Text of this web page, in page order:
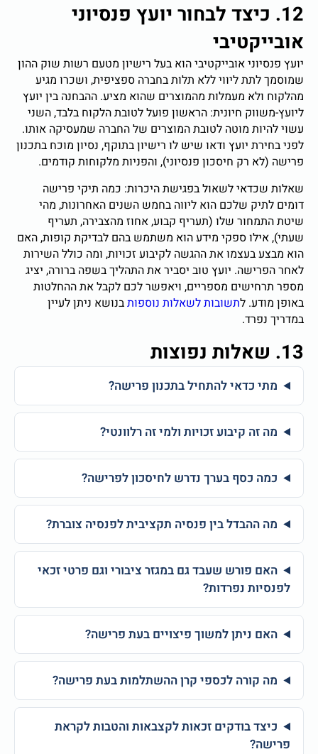
12. כיצד לבחור יועץ פנסיוני
אובייקטיבי
יועץ פנסיוני אובייקטיבי הוא בעל רישיון מטעם רשות שוק ההון
שמוסמך לתת ליווי ללא תלות בחברה ספציפית, ושכרו מגיע
מהלקוח ולא מעמלות מהמוצרים שהוא מציע. ההבחנה בין יועץ
ליועץ-משווק חיונית: הראשון פועל לטובת הלקוח בלבד, השני
עשוי להיות מוטה לטובת המוצרים של החברה שמעסיקה אותו.
לפני בחירת יועץ ודאו שיש לו רישיון בתוקף, נסיון מוכח בתכנון
פרישה (לא רק חיסכון פנסיוני), והפניות מלקוחות קודמים.
שאלות שכדאי לשאול בפגישת היכרות: כמה תיקי פרישה
דומים לתיק שלכם הוא ליווה בחמש השנים האחרונות, מהי
שיטת התמחור שלו (תעריף קבוע, אחוז מהצבירה, תעריף
שעתי), אילו ספקי מידע הוא משתמש בהם לבדיקת קופות, האם
הוא מבצע בעצמו את ההגשה לקיבוע זכויות, ומה כולל השירות
לאחר הפרישה. יועץ טוב יסביר את התהליך בשפה ברורה, יציג
מספר תרחישים מספריים, ויאפשר לכם לקבל את ההחלטות
באופן מודע. לתשובות לשאלות נוספותבנושא ניתן לעיין
במדריך נפרד.
13. שאלות נפוצות
מתי כדאי להתחיל בתכנון פרישה?
מה זה קיבוע זכויות ולמי זה רלוונטי?
כמה כסף בערך נדרש לחיסכון לפרישה?
מה ההבדל בין פנסיה תקציבית לפנסיה צוברת?
האם פורש שעבד גם במגזר ציבורי וגם פרטי זכאי
לפנסיות נפרדות?
האם ניתן למשוך פיצויים בעת פרישה?
מה קורה לכספי קרן ההשתלמות בעת פרישה?
כיצד בודקים זכאות לקצבאות והטבות לקראת
פרישה?